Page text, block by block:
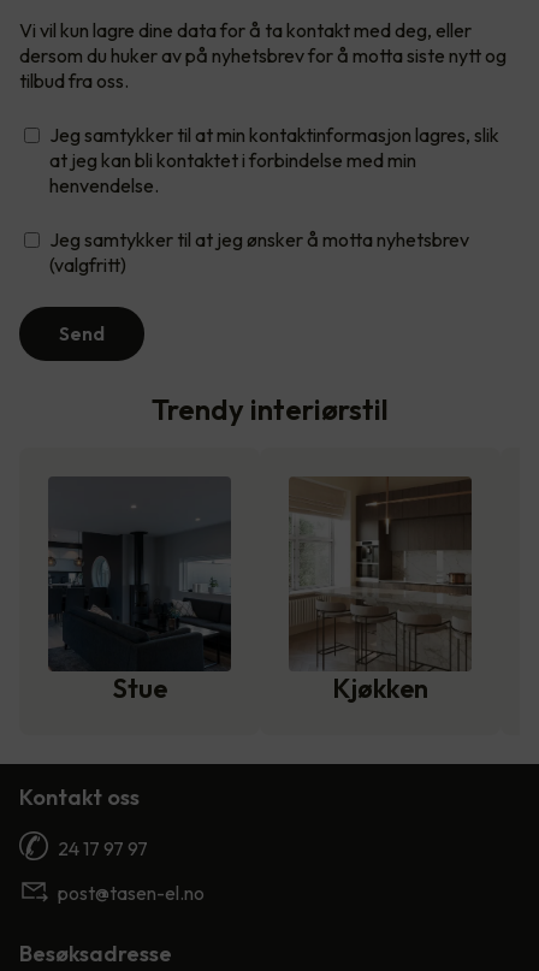
Vi vil kun lagre dine data for å ta kontakt med deg, eller
dersom du huker av på nyhetsbrev for å motta siste nytt og
tilbud fra oss.
Jeg samtykker til at min kontaktinformasjon lagres, slik
at jeg kan bli kontaktet i forbindelse med min
henvendelse.
Jeg samtykker til at jeg ønsker å motta nyhetsbrev
(valgfritt)
Send
Trendy interiørstil
Stue Kjøkken
Kontakt oss
24 17 97 97
post@tasen-el.no
Besøksadresse